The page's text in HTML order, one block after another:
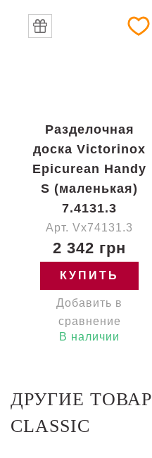
Разделочная
доска Victorinox
Epicurean Handy
S (маленькая)
7.4131.3
Арт. Vx74131.3
2 342 грн
КУПИТЬ
Добавить в
сравнение
В наличии
ДРУГИЕ
CLASSIC